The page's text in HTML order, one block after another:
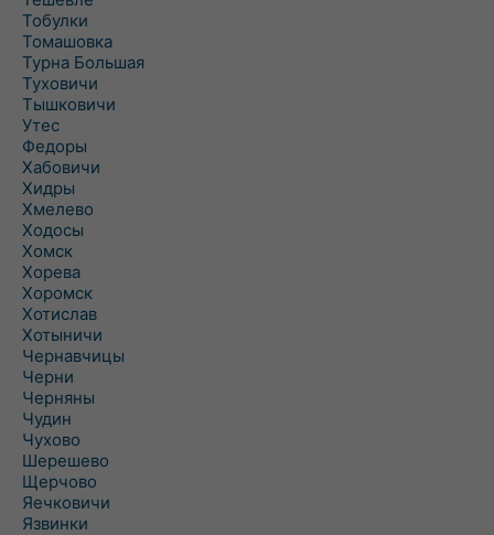
Тобулки
Томашовка
Турна Большая
Туховичи
Тышковичи
Утес
Федоры
Хабовичи
Хидры
Хмелево
Ходосы
Хомск
Хорева
Хоромск
Хотислав
Хотыничи
Чернавчицы
Черни
Черняны
Чудин
Чухово
Шерешево
Щерчово
Яечковичи
Язвинки